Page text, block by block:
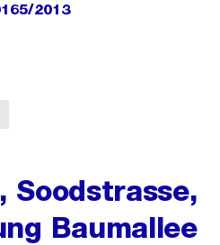
ein
2013
Soodstrasse,
Baumallee